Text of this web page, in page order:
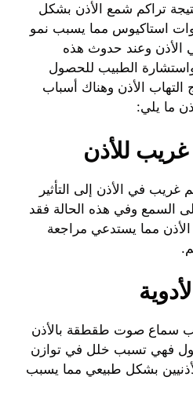
تراكم شمع الأذن بشكل
استاكيوس مما يسبب نمو
في الأذن وعند حدوث هذه
الطبيب للحصول
التهاب الأذن وهناك أسباب
ما يلي:
في الأذن إلى التأثير
السمع وفي هذه الحالة فقد
مما يستدعي مراجعة
سماع صوت طقطقة بالأذن
فهي تسبب خلل في توازن
بشكل طبيعي مما يسبب